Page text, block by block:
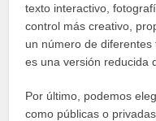
texto interactivo,
control más creativo,
un número de
es una versión reducida
Por último, podemos
como públicas o privadas.